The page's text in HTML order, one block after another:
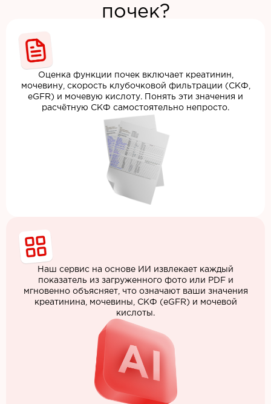
почек?
Оценка функции почек включает креатинин,
мочевину, скорость клубочковой фильтрации (СКФ,
eGFR) и мочевую кислоту. Понять эти значения и
расчётную СКФ самостоятельно непросто.
Наш сервис на основе ИИ извлекает каждый
показатель из загруженного фото или PDF и
мгновенно объясняет, что означают ваши значения
креатинина, мочевины, СКФ (eGFR) и мочевой
кислоты.